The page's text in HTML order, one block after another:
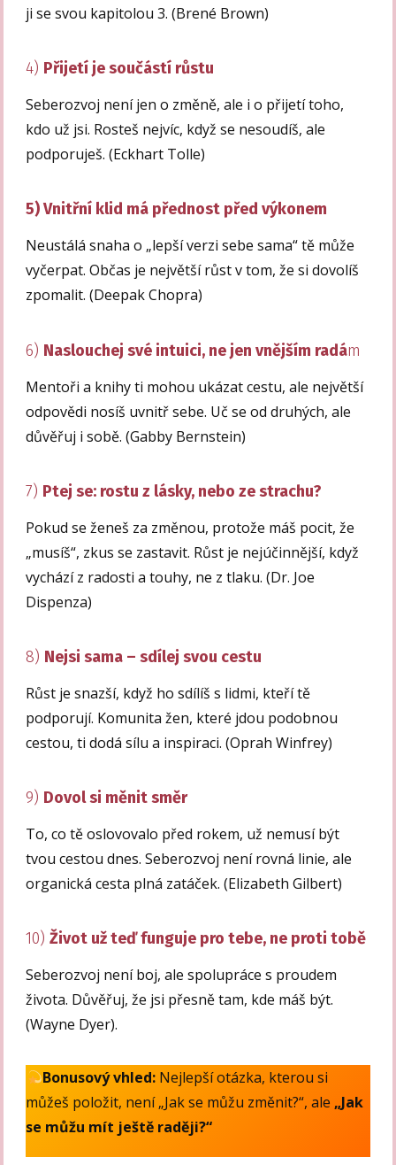
ji se svou kapitolou 3. (Brené Brown)
4) Přijetí je součástí růstu
Seberozvoj není jen o změně, ale i o přijetí toho,
kdo už jsi. Rosteš nejvíc, když se nesoudíš, ale
podporuješ. (Eckhart Tolle)
5) Vnitřní klid má přednost před výkonem
Neustálá snaha o „lepší verzi sebe sama“ tě může
vyčerpat. Občas je největší růst v tom, že si dovolíš
zpomalit. (Deepak Chopra)
6) Naslouchej své intuici, ne jen vnějším radám
Mentoři a knihy ti mohou ukázat cestu, ale největší
odpovědi nosíš uvnitř sebe. Uč se od druhých, ale
důvěřuj i sobě. (Gabby Bernstein)
7) Ptej se: rostu z lásky, nebo ze strachu?
Pokud se ženeš za změnou, protože máš pocit, že
„musíš“, zkus se zastavit. Růst je nejúčinnější, když
vychází z radosti a touhy, ne z tlaku. (Dr. Joe
Dispenza)
8) Nejsi sama – sdílej svou cestu
Růst je snazší, když ho sdílíš s lidmi, kteří tě
podporují. Komunita žen, které jdou podobnou
cestou, ti dodá sílu a inspiraci. (Oprah Winfrey)
9) Dovol si měnit směr
To, co tě oslovovalo před rokem, už nemusí být
tvou cestou dnes. Seberozvoj není rovná linie, ale
organická cesta plná zatáček. (Elizabeth Gilbert)
10)Život už teď funguje pro tebe, ne proti tobě
Seberozvoj není boj, ale spolupráce s proudem
života. Důvěřuj, že jsi přesně tam, kde máš být.
(Wayne Dyer).
Bonusový vhled:Nejlepší otázka, kterou si
můžeš položit, není „Jak se můžu změnit?“, ale „Jak
se můžu mít ještě raději?“